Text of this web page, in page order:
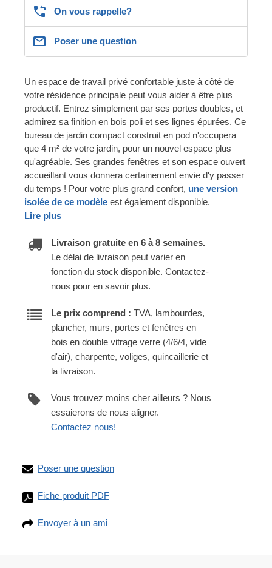
On vous rappelle?
Poser une question
Un espace de travail privé confortable juste à côté de
votre résidence principale peut vous aider à être plus
productif. Entrez simplement par ses portes doubles, et
admirez sa finition en bois poli et ses lignes épurées. Ce
bureau de jardin compact construit en pod n'occupera
que 4 m² de votre jardin, pour un nouvel espace plus
qu'agréable. Ses grandes fenêtres et son espace ouvert
accueillant vous donnera certainement envie d'y passer
du temps ! Pour votre plus grand confort, une version
isolée de ce modèle est également disponible.
Lire plus
Livraison gratuite en 6 à 8 semaines.
Le délai de livraison peut varier en
fonction du stock disponible. Contactez-
nous pour en savoir plus.
Le prix comprend : TVA, lambourdes,
plancher, murs, portes et fenêtres en
bois en double vitrage verre (4/6/4, vide
d'air), charpente, voliges, quincaillerie et
la livraison.
Vous trouvez moins cher ailleurs ? Nous
essaierons de nous aligner.
Contactez nous!
Poser une question
Fiche produit PDF
Envoyer à un ami